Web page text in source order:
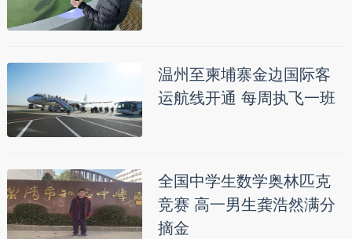
温州至柬埔寨金边国际客
运航线开通 每周执飞一班
全国中学生数学奥林匹克
竞赛 高一男生龚浩然满分
摘金